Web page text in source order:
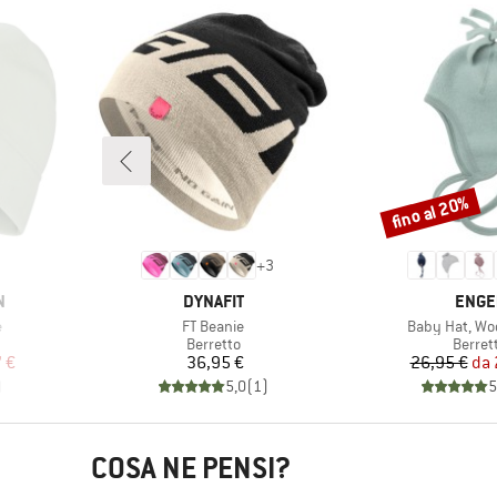
€
+3
MARCHIO
DYNAFIT
Articolo
FT Beanie
Gruppo di prodotti
Berretto
Prezzo
36,95 €
5,0(1)
Articolo
Baby Hat,
26,95 € da
Sconto
fino al 20%
COSA NE PENSI?